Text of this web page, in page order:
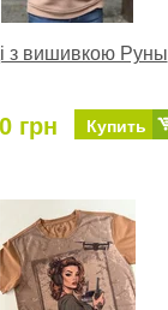
з вишивкою Руны
грн Купить